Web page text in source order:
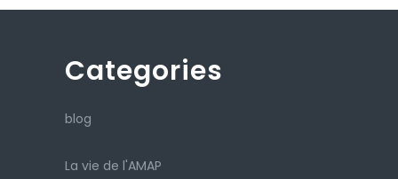
Categories
blog
La vie de l'AMAP